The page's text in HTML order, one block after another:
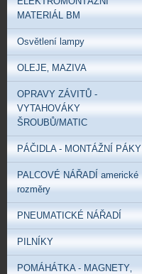
MATERIÁL BM
Osvětlení lampy
OLEJE‚ MAZIVA
OPRAVY ZÁVITŮ -
VYTAHOVÁKY
ŠROUBŮ/MATIC
PÁČIDLA - MONTÁŽNÍ PÁKY
PALCOVÉ NÁŘADÍ americké
rozměry
PNEUMATICKÉ NÁŘADÍ
PILNÍKY
POMÁHÁTKA - MAGNETY‚